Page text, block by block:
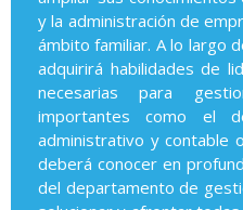
y la administración de
ámbito familiar. A lo largo
adquirirá habilidades de
necesarias para
importantes como el
administrativo y contable
deberá conocer en
del departamento de